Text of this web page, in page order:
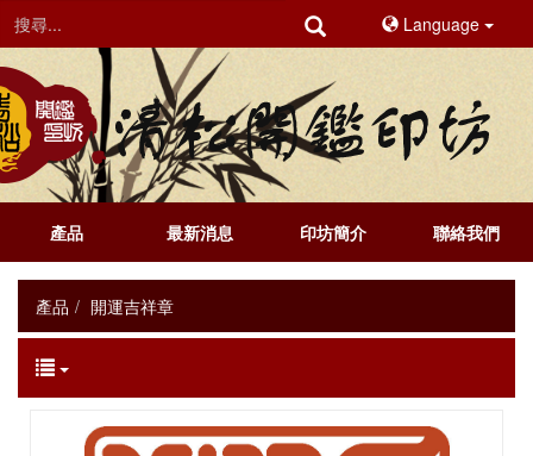
Language
產品 最新消息 印坊簡介 聯絡我們
產品 開運吉祥章